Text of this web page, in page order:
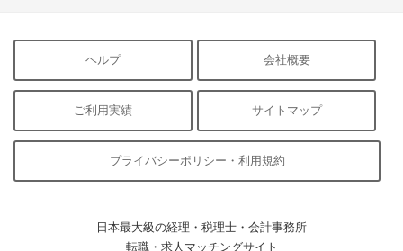
ヘルプ 会社概要
ご利用実績 サイトマップ
プライバシーポリシー・利用規約
日本最大級の経理・税理士・会計事務所
転職・求人マッチングサイト